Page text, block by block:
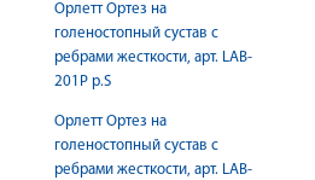
Орлетт Ортез на
голеностопный сустав с
ребрами жесткости, арт. LAB-
201P р.S
Орлетт Ортез на
голеностопный сустав с
ребрами жесткости, арт. LAB-